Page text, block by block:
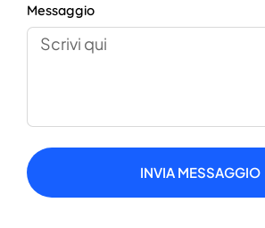
Messaggio
INVIA MESSAGGIO